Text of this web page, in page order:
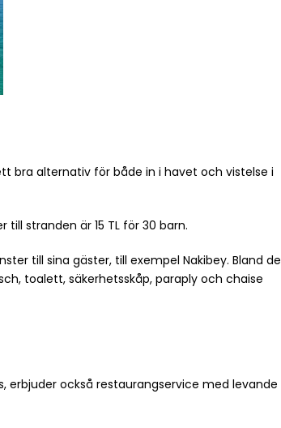
bra alternativ för både in i havet och vistelse i
stranden är 15 TL för 30 barn.
till sina gäster, till exempel Nakibey. Bland de
toalett, säkerhetsskåp, paraply och chaise
erbjuder också restaurangservice med levande